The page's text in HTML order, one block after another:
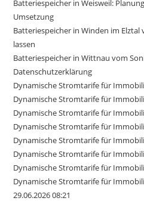
Batteriespeicher in Weisweil:
Umsetzung
Batteriespeicher in Winden im
lassen
Batteriespeicher in Wittnau vom
Datenschutzerklärung
Dynamische Stromtarife für
Dynamische Stromtarife für
Dynamische Stromtarife für
Dynamische Stromtarife für
Dynamische Stromtarife für
Dynamische Stromtarife für
Dynamische Stromtarife für
Dynamische Stromtarife für
29.06.2026 08:21